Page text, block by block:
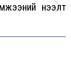
нээлт